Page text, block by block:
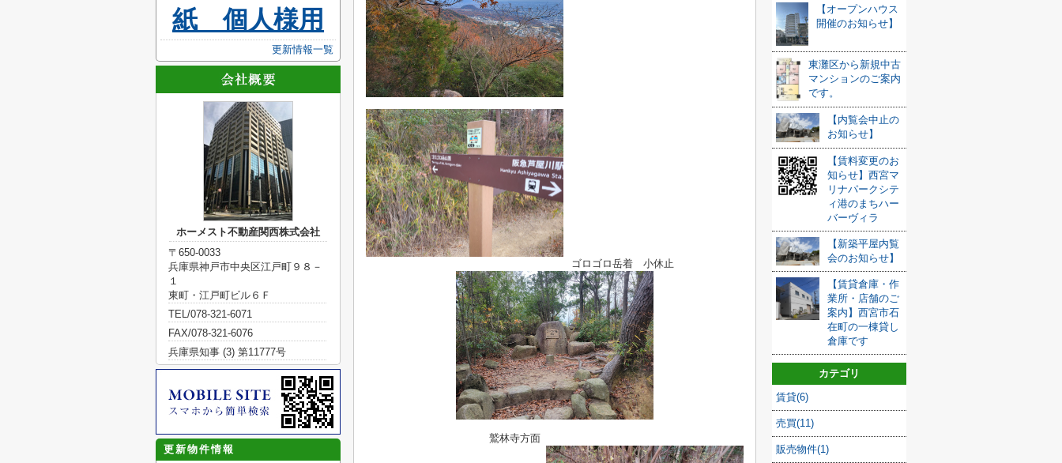
ゴロゴロ岳着 小休止
鷲林寺方面
【オープンハウス
開催のお知らせ】
東灘区から新規中古
マンションのご案内
です。
【内覧会中止の
お知らせ】
【賃料変更のお
知らせ】西宮マ
リナパークシテ
ィ港のまちハー
バーヴィラ
【新築平屋内覧
会のお知らせ】
【賃貸倉庫・作
業所・店舗のご
案内】西宮市石
在町の一棟貸し
倉庫です
カテゴリ
賃貸(6)
売買(11)
販売物件(1)
紙 個人様用
更新情報一覧
ホーメスト不動産関西株式会社
〒650-0033
兵庫県神戸市中央区江戸町９８－
１
東町・江戸町ビル６Ｆ
TEL/078-321-6071
FAX/078-321-6076
兵庫県知事 (3) 第11777号
更新物件情報